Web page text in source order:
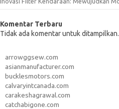
Komentar Terbaru
Tidak ada komentar untuk ditampilkan.
arrowggsew.com
asianmanufacturer.com
bucklesmotors.com
calvaryintcanada.com
carakeshagrawal.com
catchabigone.com